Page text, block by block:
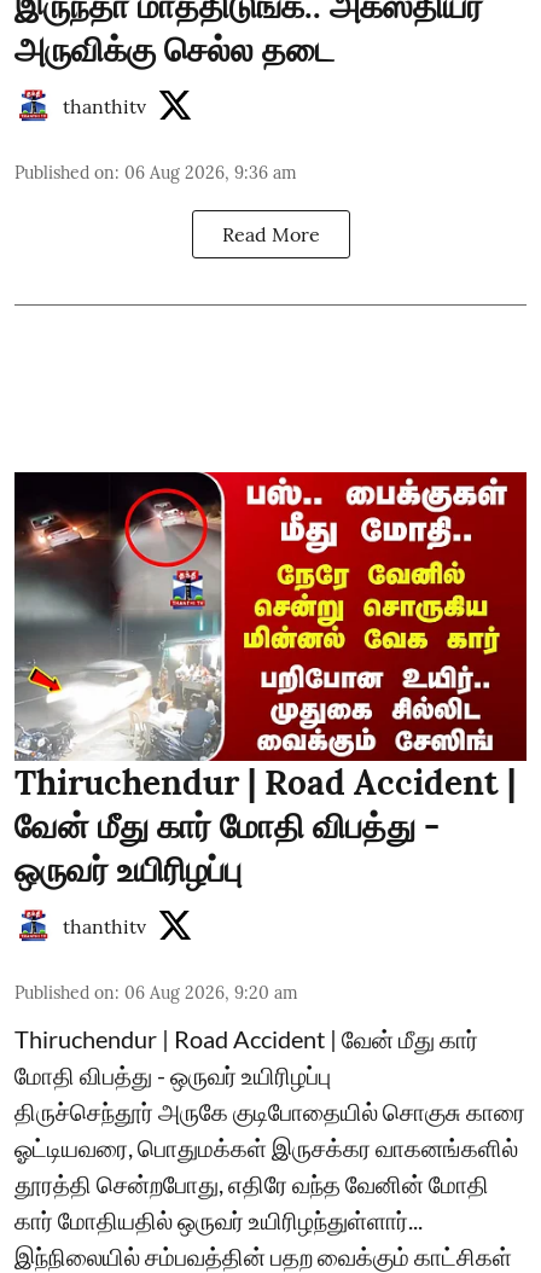
அருவிக்கு செல்ல தடை
thanthitv
Published on: 06 Aug 2026, 9:36 am
Read More
Thiruchendur | Road Accident |
வேன் மீது கார் மோதி விபத்து -
ஒருவர் உயிரிழப்பு
thanthitv
Published on: 06 Aug 2026, 9:20 am
Thiruchendur | Road Accident | வேன் மீது கார்
மோதி விபத்து - ஒருவர் உயிரிழப்பு
திருச்செந்தூர் அருகே குடிபோதையில் சொகுசு காரை
ஓட்டியவரை, பொதுமக்கள் இருசக்கர வாகனங்களில்
தூரத்தி சென்றபோது, எதிரே வந்த வேனின் மோதி
கார் மோதியதில் ஒருவர் உயிரிழந்துள்ளார்...
இந்நிலையில் சம்பவத்தின் பதற வைக்கும் காட்சிகள்